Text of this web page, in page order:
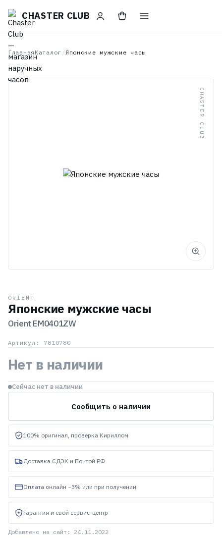
CHASTER CLUB
Главная Каталог /Японские мужские часы
CHASTER CLUB
ORIENT
Японские мужские часы
Orient EM0401ZW
Артикул: 7810780
Нет в наличии
Сейчас нет в наличии
Сообщить о наличии
100% оригинал, проверка Кириллом
Доставка СДЭК и Почтой РФ
Оплата онлайн −3% или при получении
Гарантия и свой сервис-центр
Добавлено на сайт: 24.11.2022